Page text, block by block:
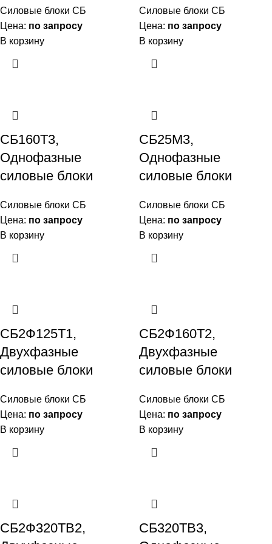
Силовые блоки СБ
Цена: по запросу
В корзину
Силовые блоки СБ
Цена: по запросу
В корзину
СБ160Т3,
Однофазные
силовые блоки
Силовые блоки СБ
Цена: по запросу
В корзину
СБ25М3,
Однофазные
силовые блоки
Силовые блоки СБ
Цена: по запросу
В корзину
СБ2Ф125Т1,
Двухфазные
силовые блоки
Силовые блоки СБ
Цена: по запросу
В корзину
СБ2Ф160Т2,
Двухфазные
силовые блоки
Силовые блоки СБ
Цена: по запросу
В корзину
СБ2Ф320ТВ2,
СБ320ТВ3,